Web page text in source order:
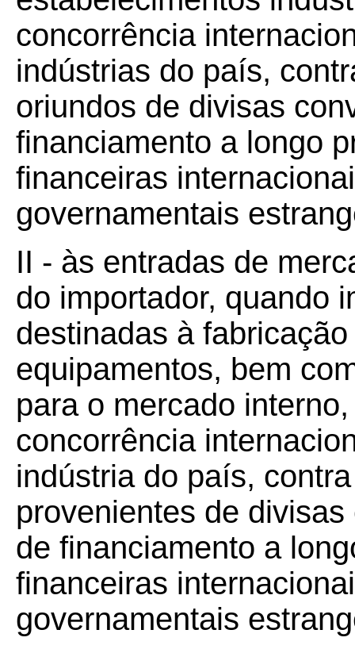
concorrência
indústrias do país,
oriundos de divisas
financiamento a longo
financeiras
governamentais
II - às entradas de
do importador, quando
destinadas à
equipamentos, bem
para o mercado
concorrência
indústria do país,
provenientes de
de financiamento a
financeiras
governamentais